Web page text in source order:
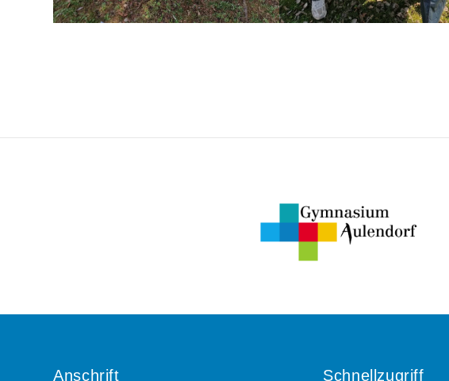
Anschrift Schnellzugriff